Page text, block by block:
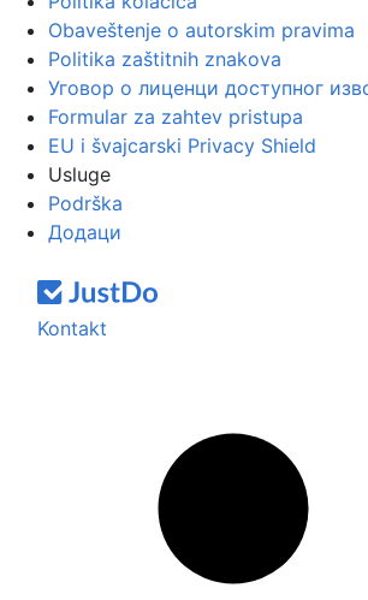
Obaveštenje o autorskim pravima
Politika zaštitnih znakova
Уговор о лиценци доступног
Formular za zahtev pristupa
EU i švajcarski Privacy Shield
Usluge
Podrška
Додаци
Kontakt